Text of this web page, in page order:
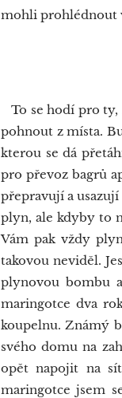
mohli prohlédnout
To se hodí pro ty,
pohnout z místa.
kterou se dá
pro převoz bagrů
přepravují a
plyn, ale kdyby to
Vám pak vždy
takovou neviděl.
plynovou bombu
maringotce dva
koupelnu. Známý
svého domu na
opět napojit na
maringotce jsem